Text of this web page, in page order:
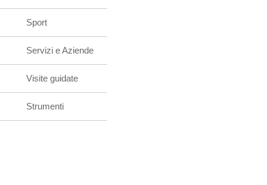
Sport
Servizi e Aziende
Visite guidate
Strumenti